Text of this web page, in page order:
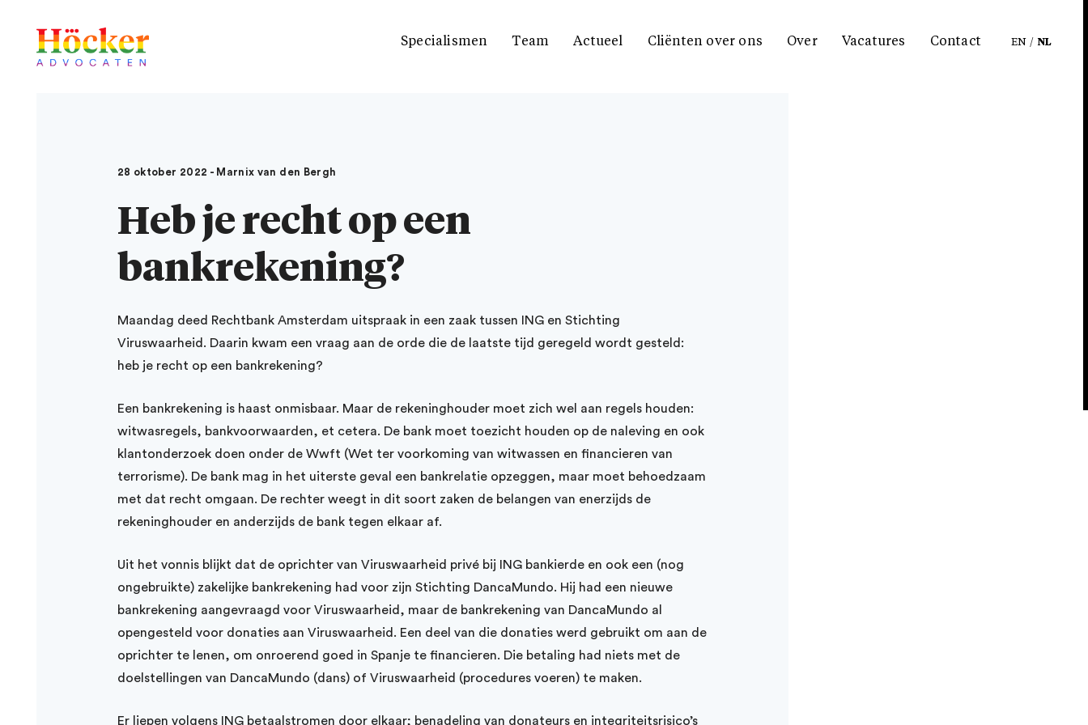
Specialismen Team Actueel Cliënten over ons Over Vacatures Contact EN / NL
28 oktober 2022 - Marnix van den Bergh
Heb je recht op een
bankrekening?
Maandag deed Rechtbank Amsterdam uitspraak in een zaak tussen ING en Stichting
Viruswaarheid. Daarin kwam een vraag aan de orde die de laatste tijd geregeld wordt gesteld:
heb je recht op een bankrekening?
Een bankrekening is haast onmisbaar. Maar de rekeninghouder moet zich wel aan regels houden:
witwasregels, bankvoorwaarden, et cetera. De bank moet toezicht houden op de naleving en ook
klantonderzoek doen onder de Wwft (Wet ter voorkoming van witwassen en financieren van
terrorisme). De bank mag in het uiterste geval een bankrelatie opzeggen, maar moet behoedzaam
met dat recht omgaan. De rechter weegt in dit soort zaken de belangen van enerzijds de
rekeninghouder en anderzijds de bank tegen elkaar af.
Uit het vonnis blijkt dat de oprichter van Viruswaarheid privé bij ING bankierde en ook een (nog
ongebruikte) zakelijke bankrekening had voor zijn Stichting DancaMundo. Hij had een nieuwe
bankrekening aangevraagd voor Viruswaarheid, maar de bankrekening van DancaMundo al
opengesteld voor donaties aan Viruswaarheid. Een deel van die donaties werd gebruikt om aan de
oprichter te lenen, om onroerend goed in Spanje te financieren. Die betaling had niets met de
doelstellingen van DancaMundo (dans) of Viruswaarheid (procedures voeren) te maken.
Er liepen volgens ING betaalstromen door elkaar; benadeling van donateurs en integriteitsrisico’s